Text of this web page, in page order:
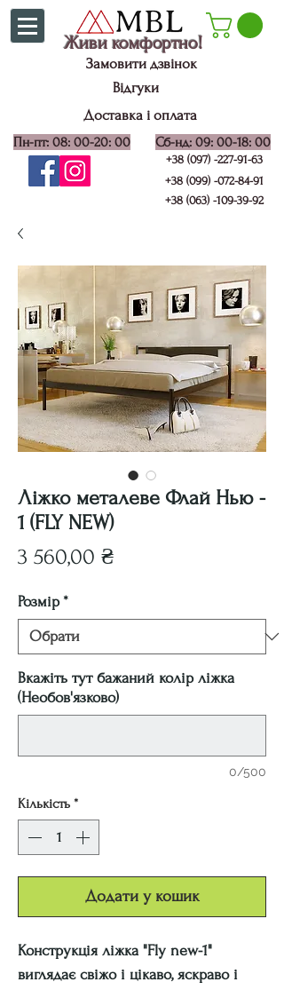
Живи комфортно!
Замовити дзвінок
Відгуки
Доставка і оплата
Пн-пт: 08: 00-20: 00 Сб-нд: 09: 00-18: 00
+38 (099) -072-84-91
+38 (097) -227-91-63
+38 (063) -109-39-92
Ліжко металеве Флай Нью -
1 (FLY NEW)
3 560,00 ₴Ціна
Розмір *
Вкажіть тут бажаний колір ліжка
(Необов'язково)
0/500
Кількість *
Додати у кошик
Конструкція ліжка "Fly new-1"
виглядає свіжо і цікаво, яскраво і